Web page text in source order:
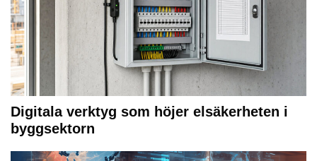
Digitala verktyg som höjer elsäkerheten i
byggsektorn